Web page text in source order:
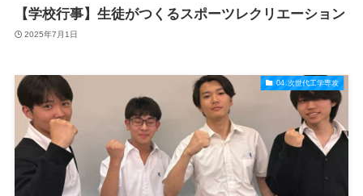
【学校行事】生徒がつくるスポーツレクリエーション
2025年7月1日
04.次世代工学専攻